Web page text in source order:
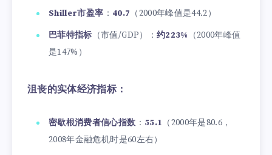
Shiller市盈率 ： 40.7 （2000年峰值是44.2）
巴菲特指标 （市值/GDP）： 约223% （2000年峰值
是147%）
沮丧的实体经济指标：
密歇根消费者信心指数： 55.1 （2000年是80.6，
2008年金融危机时是60左右）